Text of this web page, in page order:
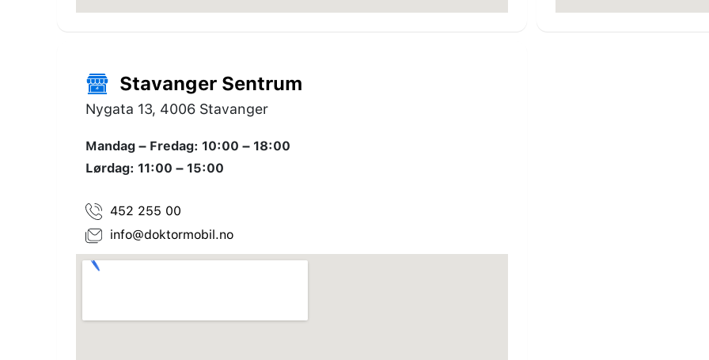
Stavanger Sentrum
Nygata 13, 4006 Stavanger
Mandag – Fredag: 10:00 – 18:00
Lørdag: 11:00 – 15:00
452 255 00
info@doktormobil.no